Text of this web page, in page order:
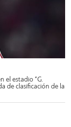
el estadio “G.
de clasificación de la